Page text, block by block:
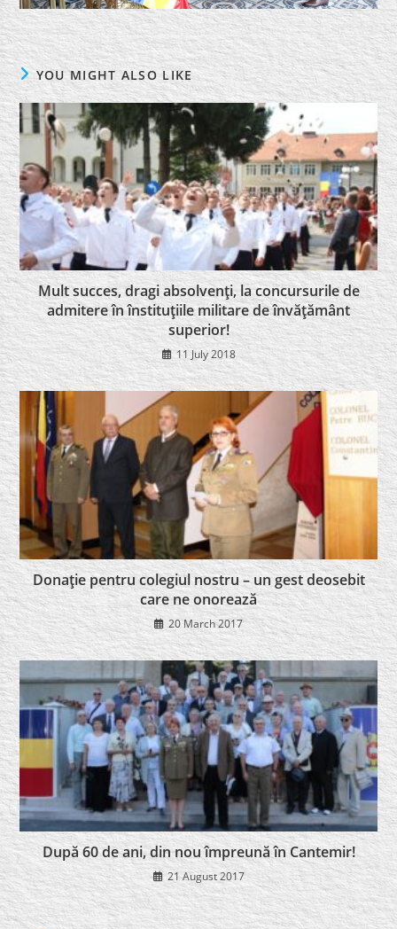
YOU MIGHT ALSO LIKE
Mult succes, dragi absolvenţi, la concursurile de
admitere în înstituţiile militare de învăţământ
superior!
11 July 2018
Donaţie pentru colegiul nostru – un gest deosebit
care ne onorează
20 March 2017
După 60 de ani, din nou împreună în Cantemir!
21 August 2017